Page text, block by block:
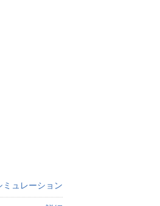
ミュレーション